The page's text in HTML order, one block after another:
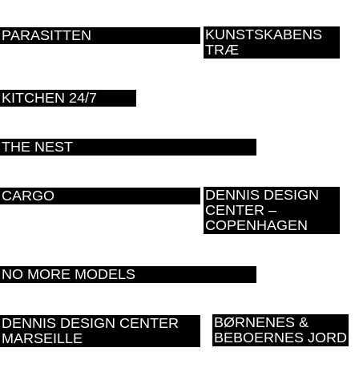
PARASITTEN
KUNSTSKABENS
TRÆ
KITCHEN 24/7
THE NEST
CARGO
DENNIS DESIGN
CENTER –
COPENHAGEN
NO MORE MODELS
DENNIS DESIGN CENTER
MARSEILLE
BØRNENES &
BEBOERNES JORD